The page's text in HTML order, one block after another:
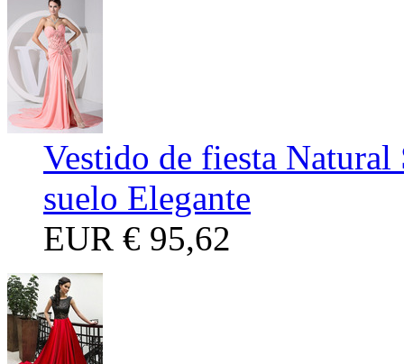
Vestido de fiesta Natural
suelo Elegante
EUR € 95,62